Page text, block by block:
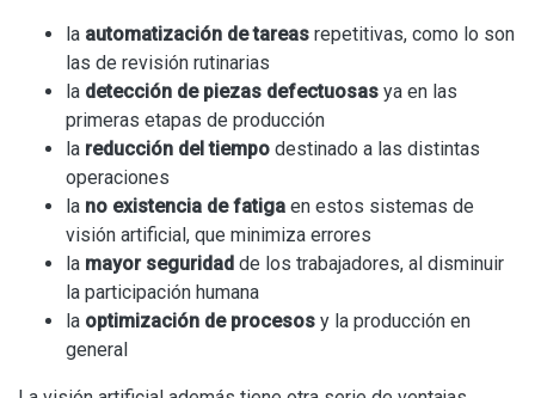
la automatización de tareas repetitivas, como lo son
las de revisión rutinarias
la detección de piezas defectuosas ya en las
primeras etapas de producción
la reducción del tiempo destinado a las distintas
operaciones
la no existencia de fatiga en estos sistemas de
visión artificial, que minimiza errores
la mayor seguridad de los trabajadores, al disminuir
la participación humana
la optimización de procesos y la producción en
general